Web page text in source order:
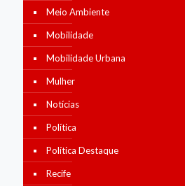
Meio Ambiente
Mobilidade
Mobilidade Urbana
Mulher
Notícias
Política
Política Destaque
Recife